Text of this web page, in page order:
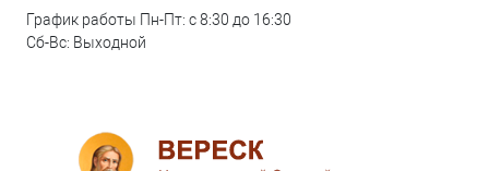
График работы Пн-Пт: с 8:30 до 16:30
Сб-Вс: Выходной